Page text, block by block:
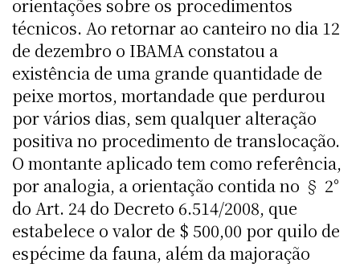
orientações sobre os procedimentos
técnicos. Ao retornar ao canteiro no dia 12
de dezembro o IBAMA constatou a
existência de uma grande quantidade de
peixe mortos, mortandade que perdurou
por vários dias, sem qualquer alteração
positiva no procedimento de translocação.
O montante aplicado tem como referência,
por analogia, a orientação contida no § 2°
do Art. 24 do Decreto 6.514/2008, que
estabelece o valor de $ 500,00 por quilo de
espécime da fauna, além da majoração